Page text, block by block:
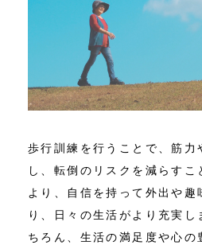
歩行訓練を行うことで、筋力
し、転倒のリスクを減らすこ
より、自信を持って外出や趣
り、日々の生活がより充実し
ちろん、生活の満足度や心の